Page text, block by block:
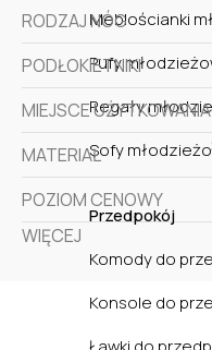
Meblościanki
Pufy
Regały
Sofy
Przedpokój
Komody do
Konsole do
RODZAJ NÓG
PODŁOKIETNIKI
MIEJSCE UŻYTKOWANIA
MATERIAŁ
POZIOM CENOWY
WIĘCEJ